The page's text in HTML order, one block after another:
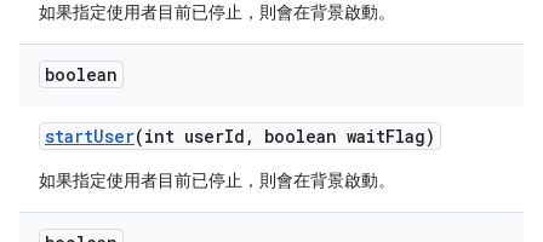
如果指定使用者目前已停止，則會在背景啟動。
boolean
startUser(int userId , boolean waitFlag)
如果指定使用者目前已停止，則會在背景啟動。